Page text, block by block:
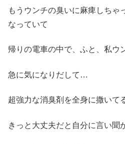
もうウンチの臭いに麻痺しちゃ
なっていて
帰りの電車の中で、ふと、私ウ
急に気になりだして…
超強力な消臭剤を全身に撒いて
きっと大丈夫だと自分に言い聞